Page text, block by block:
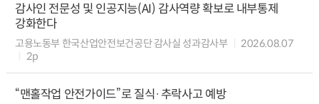
감사인 전문성 및 인공지능(AI) 감사역량 확보로 내부통제
강화한다
고용노동부 한국산업안전보건공단 감사실 성과감사부
2026.08.07
2p
“맨홀작업 안전가이드”로 질식·추락사고 예방